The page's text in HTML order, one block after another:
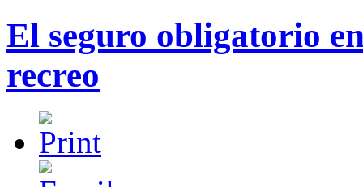
El seguro obligatorio
recreo